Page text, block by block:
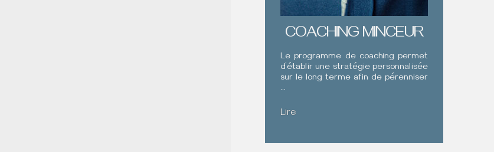
COACHING MINCEUR
Le programme de coaching permet
d’établir une stratégie personnalisée
sur le long terme afin de pérenniser
…
Lire